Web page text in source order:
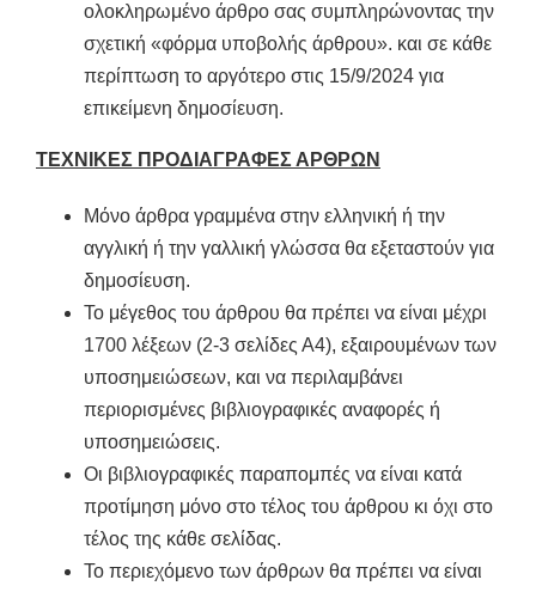
ολοκληρωμένο άρθρο σας συμπληρώνοντας την
σχετική «φόρμα υποβολής άρθρου». και σε κάθε
περίπτωση το αργότερο στις 15/9/2024 για
επικείμενη δημοσίευση.
ΤΕΧΝΙΚΕΣ ΠΡΟΔΙΑΓΡΑΦΕΣ ΑΡΘΡΩΝ
Μόνο άρθρα γραμμένα στην ελληνική ή την
αγγλική ή την γαλλική γλώσσα θα εξεταστούν για
δημοσίευση.
Το μέγεθος του άρθρου θα πρέπει να είναι μέχρι
1700 λέξεων (2-3 σελίδες Α4), εξαιρουμένων των
υποσημειώσεων, και να περιλαμβάνει
περιορισμένες βιβλιογραφικές αναφορές ή
υποσημειώσεις.
Οι βιβλιογραφικές παραπομπές να είναι κατά
προτίμηση μόνο στο τέλος του άρθρου κι όχι στο
τέλος της κάθε σελίδας.
Το περιεχόμενο των άρθρων θα πρέπει να είναι